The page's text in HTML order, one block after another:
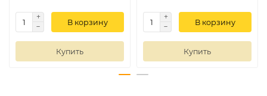
В корзину
Купить
В корзину
Купить